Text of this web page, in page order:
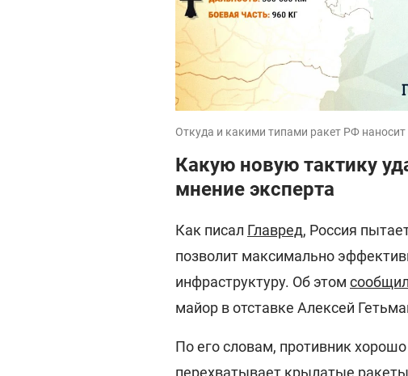
Откуда и какими типами ракет РФ
Какую новую тактику
мнение эксперта
Как писал Главред, Россия
позволит максимально
инфраструктуру. Об этом сообщил
майор в отставке Алексей
По его словам, противник
перехватывает крылатые